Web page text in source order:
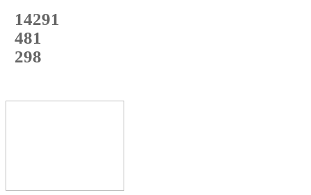
14291
с начала года
481
с начала месяца
298
с начала недели